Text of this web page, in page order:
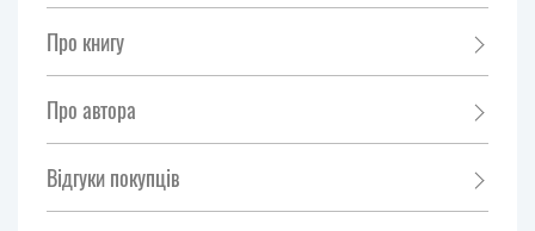
Про книгу
Про автора
Відгуки покупців